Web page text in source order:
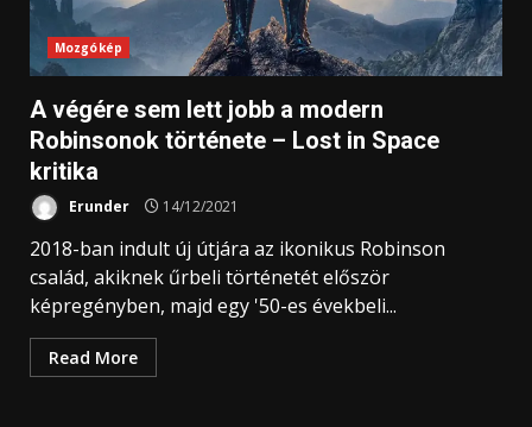
Mozgókép
A végére sem lett jobb a modern
Robinsonok története – Lost in Space
kritika
Erunder 14/12/2021
2018-ban indult új útjára az ikonikus Robinson
család, akiknek űrbeli történetét először
képregényben, majd egy '50-es évekbeli...
Read More